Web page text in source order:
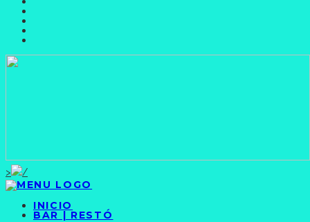
>
INICIO
BAR | RESTÓ